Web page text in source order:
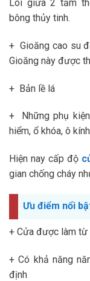
Lõi giữa 2 tấm
bông thủy tinh.
+ Gioăng cao su
Gioăng này được
+ Bản lề lá
+ Những phụ
hiểm, ổ khóa, ô
Hiện nay cấp độ
gian chống cháy
Ưu điểm nổi
+ Cửa được làm từ
+ Có khả năng
định